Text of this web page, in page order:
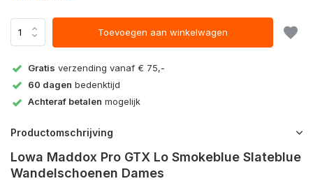
Toevoegen aan winkelwagen
Gratis verzending vanaf € 75,-
60 dagen bedenktijd
Achteraf betalen mogelijk
Productomschrijving
Lowa Maddox Pro GTX Lo Smokeblue Slateblue
Wandelschoenen Dames